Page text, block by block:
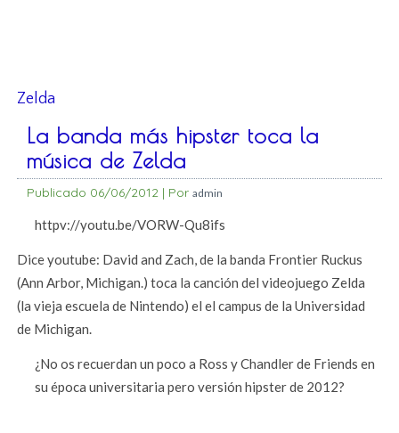
Zelda
La banda más hipster toca la
música de Zelda
Publicado 06/06/2012 | Por admin
httpv://youtu.be/VORW-Qu8ifs
Dice youtube: David and Zach, de la banda Frontier Ruckus
(Ann Arbor, Michigan.) toca la canción del videojuego Zelda
(la vieja escuela de Nintendo) el el campus de la Universidad
de Michigan.
¿No os recuerdan un poco a Ross y Chandler de Friends en
su época universitaria pero versión hipster de 2012?